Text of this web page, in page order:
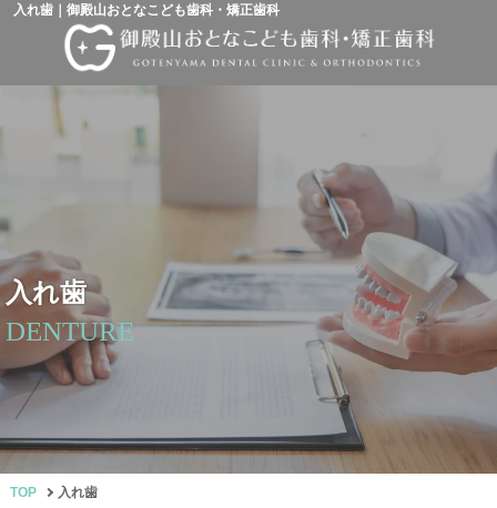
入れ歯｜御殿山おとなこども歯科・矯正歯科
入れ歯
DENTURE
TOP 入れ歯